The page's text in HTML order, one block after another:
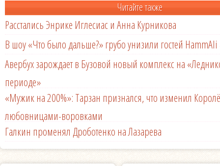
Читайте также
Расстались Энрике Иглесиас и Анна Курникова
В шоу «Что было дальше?» грубо унизили гостей HammAli
Авербух зарождает в Бузовой новый комплекс на
периоде»
«Мужик на 200%»: Тарзан признался, что изменил
любовницами-воровками
Галкин променял Дроботенко на Лазарева